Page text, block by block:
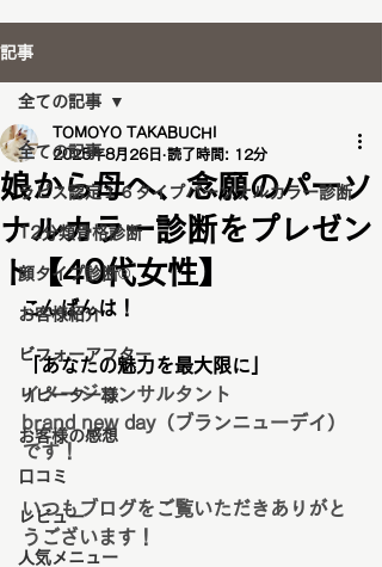
記事
全ての記事
ラピス認定１６タイプパーソナルカラー診断
12分類骨格診断
顔タイプ診断®️
お客様紹介
ビフォーアフター
リピーター様
お客様の感想
口コミ
レビュー
人気メニュー
全ての記事
娘から母へ、念願のパーソ
ナルカラー診断をプレゼン
ト【40代女性】
TOMOYO TAKABUCHI
2025年8月26日 読了時間: 12分
こんばんは！
「あなたの魅力を最大限に」
イメージコンサルタント
brand new day（ブランニューデイ）
です！
いつもブログをご覧いただきありがと
うございます！